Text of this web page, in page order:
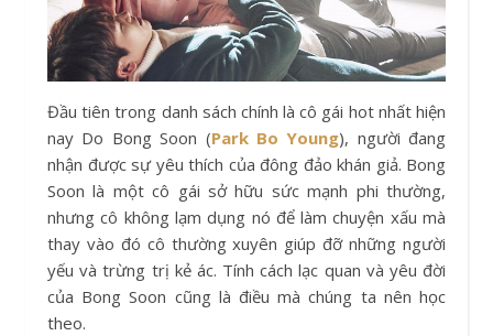
Đầu tiên trong danh sách chính là cô gái hot nhất hiện
nay Do Bong Soon (Park Bo Young), người đang
nhận được sự yêu thích của đông đảo khán giả. Bong
Soon là một cô gái sở hữu sức mạnh phi thường,
nhưng cô không lạm dụng nó để làm chuyện xấu mà
thay vào đó cô thường xuyên giúp đỡ những người
yếu và trừng trị kẻ ác. Tính cách lạc quan và yêu đời
của Bong Soon cũng là điều mà chúng ta nên học
theo.